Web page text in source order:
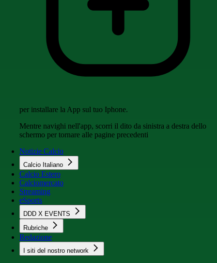
per installare la App sul tuo Iphone.
Mentre navighi nell'app, scorri il dito da sinistra a destra dello
schermo per tornare alle pagine precedenti
Notizie Calcio
Calcio Italiano
Calcio Estero
Calciomercato
Streaming
eSports
DDD X EVENTS
Rubriche
Redazione
I siti del nostro network